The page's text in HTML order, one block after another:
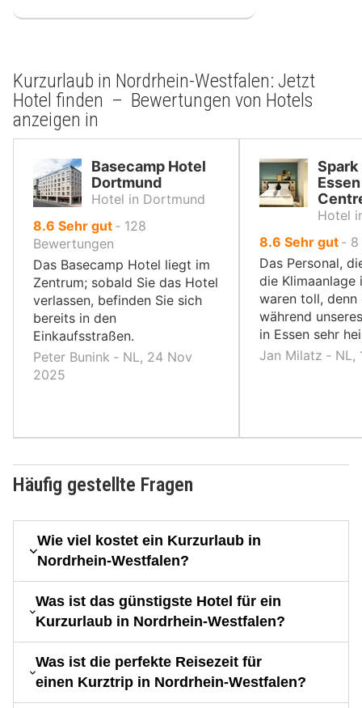
Kurzurlaub in Nordrhein-Westfalen: Jetzt
Hotel finden – Bewertungen von Hotels
anzeigen in
Basecamp Hotel
Dortmund
Hotel in Dortmund
8.6 von
10,
Sehr gut ‐ 128
Bewertungen
Das Basecamp Hotel liegt im
Zentrum; sobald Sie das Hotel
verlassen, befinden Sie sich
bereits in den
Einkaufsstraßen.
Peter Bunink ‐ NL, 24 Nov
2025
Hotel
8.6 von
10,
Sehr gut ‐ 8
Das Personal,
die Klimaanlage
waren toll, denn
während
in Essen sehr
Jan Milatz ‐ NL,
Häufig gestellte Fragen
Wie viel kostet ein Kurzurlaub in
Nordrhein-Westfalen?
Was ist das günstigste Hotel für ein
Kurzurlaub in Nordrhein-Westfalen?
Was ist die perfekte Reisezeit für
einen Kurztrip in Nordrhein-Westfalen?